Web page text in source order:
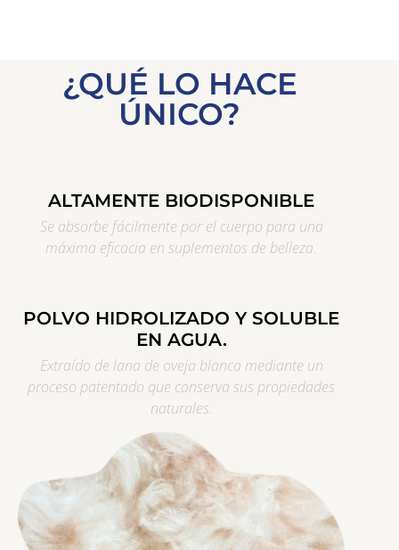
¿QUÉ LO HACE
ÚNICO?
ALTAMENTE BIODISPONIBLE
Se absorbe fácilmente por el cuerpo para una
máxima eficacia en suplementos de belleza.
POLVO HIDROLIZADO Y SOLUBLE
EN AGUA.
Extraído de lana de oveja blanca mediante un
proceso patentado que conserva sus propiedades
naturales.